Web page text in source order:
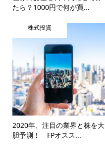
たら？1000円で何が買...
株式投資
2020年、注目の業界と株を大
胆予測！ FPオスス...